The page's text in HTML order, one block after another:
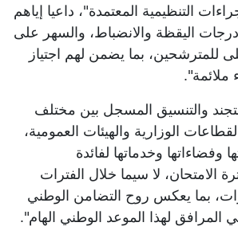
التنظيمية المعتمدة"، داعيا إياهم
اليقظة والانضباط، والسهر على
للمترشحين، بما يضمن لهم اجتياز
ملائمة".
والتنسيق المسجل بين مختلف
الوزارية والهيئات العمومية،
وفضاءاتها وخدماتها لفائدة
الامتحان، لا سيما خلال الفترات
بما يعكس روح التضامن الوطني
المرافق لهذا الموعد الوطني الهام".